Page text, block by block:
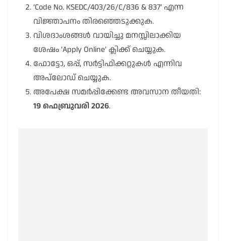
‘Code No. KSEDC/403/26/C/836 & 837’ എന്ന
വിജ്ഞാപനം തിരഞ്ഞെടുക്കുക.
വിശദാംശങ്ങൾ വായിച്ചു മനസ്സിലാക്കിയ
ശേഷം ‘Apply Online’ ക്ലിക്ക് ചെയ്യുക.
ഫോട്ടോ, ഒപ്പ്, സർട്ടിഫിക്കറ്റുകൾ എന്നിവ
അപ്‌ലോഡ് ചെയ്യുക.
അപേക്ഷ സമർപ്പിക്കേണ്ട അവസാന തീയതി:
19 ഫെബ്രുവരി 2026.